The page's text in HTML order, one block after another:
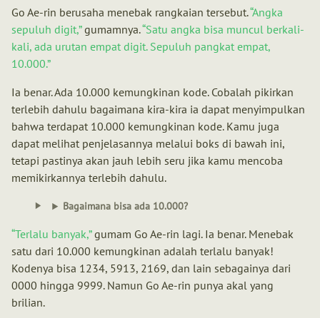
Go Ae-rin berusaha menebak rangkaian tersebut. Angka
sepuluh digit, gumamnya. Satu angka bisa muncul berkali-
kali, ada urutan empat digit. Sepuluh pangkat empat,
10.000.
Ia benar. Ada 10.000 kemungkinan kode. Cobalah pikirkan
terlebih dahulu bagaimana kira-kira ia dapat menyimpulkan
bahwa terdapat 10.000 kemungkinan kode. Kamu juga
dapat melihat penjelasannya melalui boks di bawah ini,
tetapi pastinya akan jauh lebih seru jika kamu mencoba
memikirkannya terlebih dahulu.
Bagaimana bisa ada 10.000?
Terlalu banyak, gumam Go Ae-rin lagi. Ia benar. Menebak
satu dari 10.000 kemungkinan adalah terlalu banyak!
Kodenya bisa 1234, 5913, 2169, dan lain sebagainya dari
0000 hingga 9999. Namun Go Ae-rin punya akal yang
brilian.